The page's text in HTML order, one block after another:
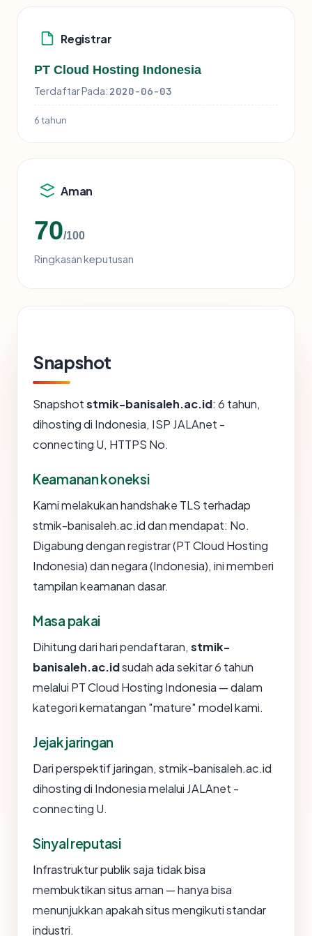
Registrar
PT Cloud Hosting Indonesia
Terdaftar Pada: 2020-06-03
6 tahun
Aman
70/100
Ringkasan keputusan
Snapshot
Snapshotstmik-banisaleh.ac.id: 6 tahun,
dihosting di Indonesia, ISP JALAnet -
connecting U, HTTPS No.
Keamanan koneksi
Kami melakukan handshake TLS terhadap
stmik-banisaleh.ac.id dan mendapat: No.
Digabung dengan registrar (PT Cloud Hosting
Indonesia) dan negara (Indonesia), ini memberi
tampilan keamanan dasar.
Masa pakai
Dihitung dari hari pendaftaran, stmik-
banisaleh.ac.idsudah ada sekitar 6 tahun
melalui PT Cloud Hosting Indonesia — dalam
kategori kematangan "mature" model kami.
Jejak jaringan
Dari perspektif jaringan, stmik-banisaleh.ac.id
dihosting di Indonesia melalui JALAnet -
connecting U.
Sinyal reputasi
Infrastruktur publik saja tidak bisa
membuktikan situs aman — hanya bisa
menunjukkan apakah situs mengikuti standar
industri.